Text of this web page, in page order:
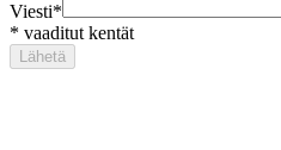
Viesti*
* vaaditut kentät